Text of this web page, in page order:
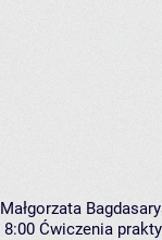
Małgorzata
8:00 Ćwiczenia